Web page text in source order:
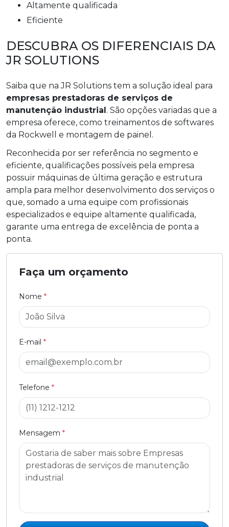
altamente qualificada
eficiente
DESCUBRA OS DIFERENCIAIS DA
JR SOLUTIONS
Saiba que na JR Solutions tem a solução ideal para
empresas prestadoras de serviços de
manutenção industrial . São opções variadas que a
empresa oferece, como treinamentos de softwares
da Rockwell e montagem de painel.
Reconhecida por ser referência no segmento e
eficiente, qualificações possíveis pela empresa
possuir máquinas de última geração e estrutura
ampla para melhor desenvolvimento dos serviços o
que, somado a uma equipe com profissionais
especializados e equipe altamente qualificada,
garante uma entrega de excelência de ponta a
ponta.
Faça um orçamento
Nome *
E-mail *
Telefone *
Mensagem *